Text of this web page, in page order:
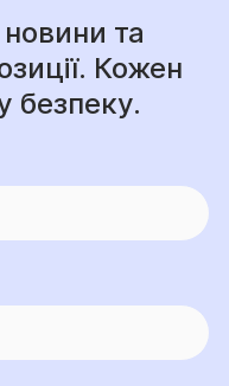
та
Кожен
безпеку.